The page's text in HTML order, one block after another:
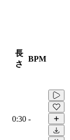
長
さ
BPM
0:30 -